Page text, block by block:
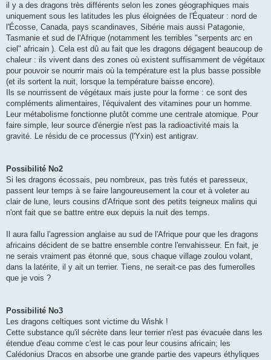
il y a des dragons très différents selon les zones géographiques mais
uniquement sous les latitudes les plus éloignées de l'Équateur : nord de
l'Écosse, Canada, pays scandinaves, Sibérie mais aussi Patagonie,
Tasmanie et sud de l'Afrique (notamment les terribles "serpents arc en
ciel" africain ). Cela est dû au fait que les dragons dégagent beaucoup de
chaleur : ils vivent dans des zones où existent suffisamment de végétaux
pour pouvoir se nourrir mais où la température est la plus basse possible
(et ils sortent la nuit, lorsque la température baisse encore).
Ils se nourrissent de végétaux mais juste pour la forme : ce sont des
compléments alimentaires, l'équivalent des vitamines pour un homme.
Leur métabolisme fonctionne plutôt comme une centrale atomique. Pour
faire simple, leur source d'énergie n'est pas la radioactivité mais la
gravité. Le résidu de ce processus (l'Yxin) est antigrav.
Possibilité No2
Si les dragons écossais, peu nombreux, pas très futés et paresseux,
passent leur temps à se faire langoureusement la cour et à voleter au
clair de lune, leurs cousins d'Afrique sont des petits teigneux malins qui
n'ont fait que se battre entre eux depuis la nuit des temps.
Il aura fallu l'agression anglaise au sud de l'Afrique pour que les dragons
africains décident de se battre ensemble contre l'envahisseur. En fait, je
ne serais vraiment pas étonné que, sous chaque village zoulou volant,
dans la latérite, il y ait un terrier. Tiens, ne serait-ce pas des fumerolles
que je vois ?
Possibilité No3
Les dragons celtiques sont victime du Wishk !
Cette substance qu'il sécrète dans leur terrier n'est pas évacuée dans les
étendue d'eau comme c'est le cas pour leur cousins africain; les
Calédonius Dracos en absorbe une grande partie des vapeurs éthyliques